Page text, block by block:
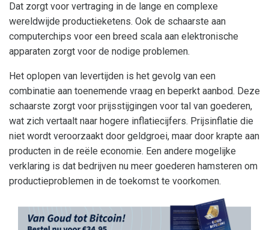
Dat zorgt voor vertraging in de lange en complexe
wereldwijde productieketens. Ook de schaarste aan
computerchips voor een breed scala aan elektronische
apparaten zorgt voor de nodige problemen.
Het oplopen van levertijden is het gevolg van een
combinatie aan toenemende vraag en beperkt aanbod. Deze
schaarste zorgt voor prijsstijgingen voor tal van goederen,
wat zich vertaalt naar hogere inflatiecijfers. Prijsinflatie die
niet wordt veroorzaakt door geldgroei, maar door krapte aan
producten in de reële economie. Een andere mogelijke
verklaring is dat bedrijven nu meer goederen hamsteren om
productieproblemen in de toekomst te voorkomen.